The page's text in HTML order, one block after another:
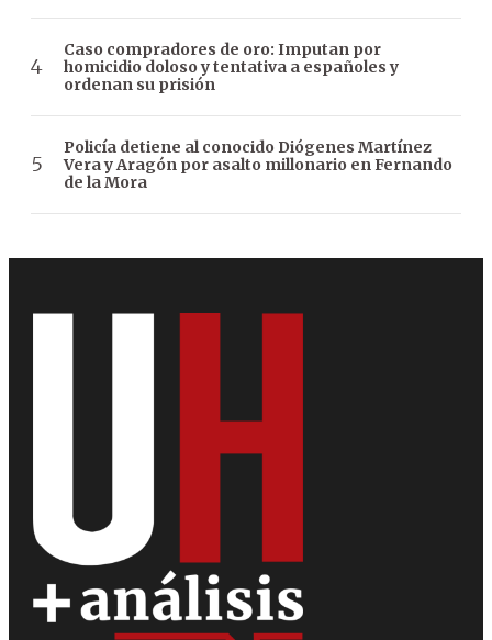
Caso compradores de oro: Imputan por
homicidio doloso y tentativa a españoles y
ordenan su prisión
Policía detiene al conocido Diógenes Martínez
Vera y Aragón por asalto millonario en Fernando
de la Mora